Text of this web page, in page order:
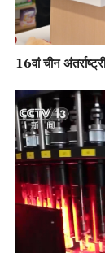
16वां चीन